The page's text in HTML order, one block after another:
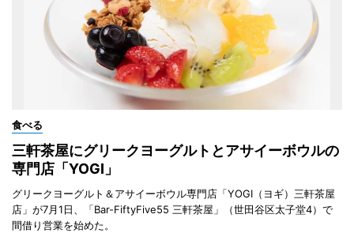
食べる
三軒茶屋にグリークヨーグルトとアサイーボウルの
専門店「YOGI」
グリークヨーグルト＆アサイーボウル専門店「YOGI（ヨギ）三軒茶屋
店」が7月1日、「Bar-FiftyFive55 三軒茶屋」（世田谷区太子堂4）で
間借り営業を始めた。